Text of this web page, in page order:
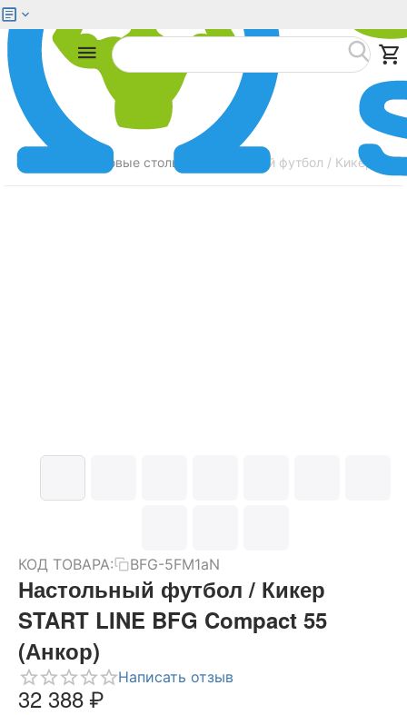
Игровые столы Настольный футбол / Кикер
КОД ТОВАРА: BFG-5FM1aN
Настольный футбол / Кикер
START LINE BFG Compact 55
(Анкор)
Написать отзыв
32 388₽
Меню Найти